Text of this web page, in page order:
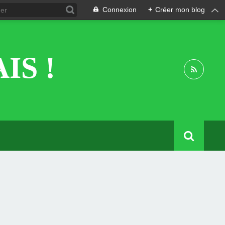
Connexion + Créer mon blog
!